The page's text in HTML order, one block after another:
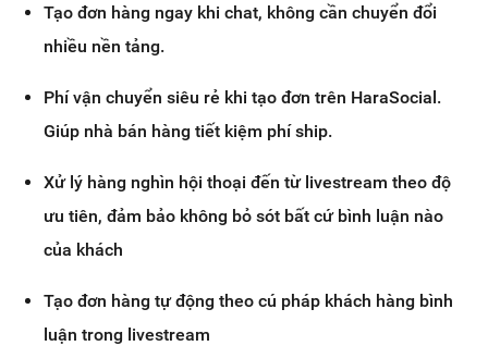
Tạo đơn hàng ngay khi chat, không cần chuyển đổi
nhiều nền tảng.
Phí vận chuyển siêu rẻ khi tạo đơn trên HaraSocial.
Giúp nhà bán hàng tiết kiệm phí ship.
Xử lý hàng nghìn hội thoại đến từ livestream theo độ
ưu tiên, đảm bảo không bỏ sót bất cứ bình luận nào
của khách
Tạo đơn hàng tự động theo cú pháp khách hàng bình
luận trong livestream